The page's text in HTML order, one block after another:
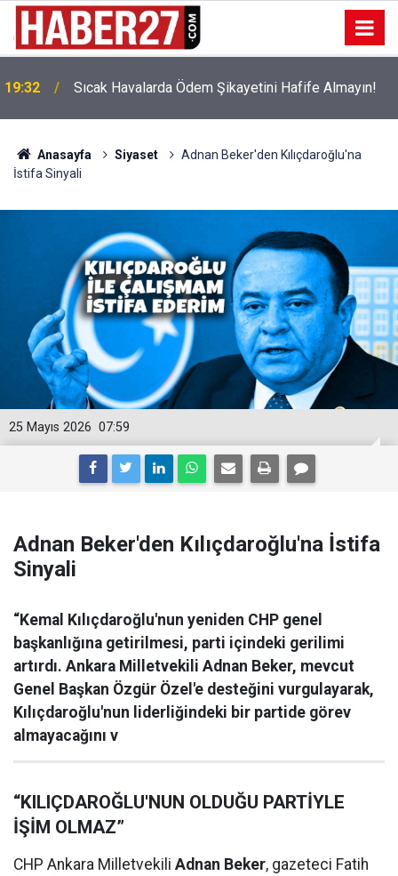
19:32 Sıcak Havalarda Ödem Şikayetini Hafife Almayın!
Anasayfa Siyaset
Adnan Beker'den Kılıçdaroğlu'na
İstifa Sinyali
07:59
25 Mayıs 2026
Adnan Beker'den Kılıçdaroğlu'na İstifa
Sinyali
“Kemal Kılıçdaroğlu'nun yeniden CHP genel
başkanlığına getirilmesi, parti içindeki gerilimi
artırdı. Ankara Milletvekili Adnan Beker, mevcut
Genel Başkan Özgür Özel'e desteğini vurgulayarak,
Kılıçdaroğlu'nun liderliğindeki bir partide görev
almayacağını v
“KILIÇDAROĞLU'NUN OLDUĞU PARTİYLE
İŞİM OLMAZ”
CHP Ankara Milletvekili Adnan Beker, gazeteci Fatih